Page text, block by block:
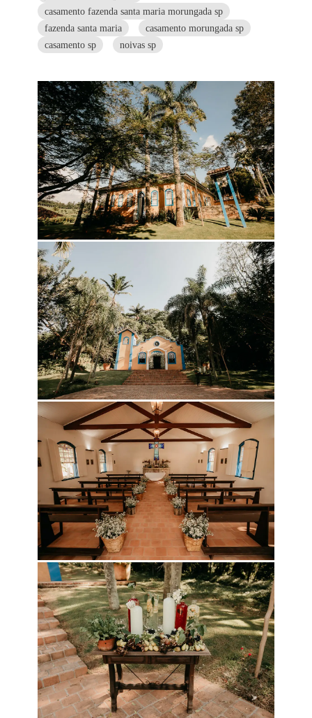
casamento fazenda santa maria morungada sp
fazenda santa maria
casamento morungada sp
casamento sp
noivas sp